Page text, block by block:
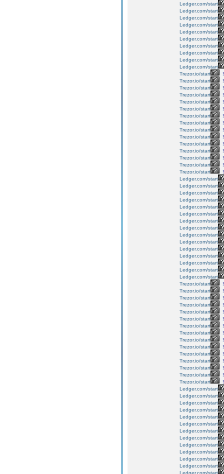
Ledger.com/start
Ledger.com/start
Ledger.com/start
Ledger.com/start
Ledger.com/start
Ledger.com/start
Ledger.com/start
Ledger.com/start
Ledger.com/start
Ledger.com/start
Trezor.io/start
Trezor.io/start
Trezor.io/start
Trezor.io/start
Trezor.io/start
Trezor.io/start
Trezor.io/start
Trezor.io/start
Trezor.io/start
Trezor.io/start
Trezor.io/start
Trezor.io/start
Trezor.io/start
Trezor.io/start
Trezor.io/start
Ledger.com/start
Ledger.com/start
Ledger.com/start
Ledger.com/start
Ledger.com/start
Ledger.com/start
Ledger.com/start
Ledger.com/start
Ledger.com/start
Ledger.com/start
Ledger.com/start
Ledger.com/start
Ledger.com/start
Ledger.com/start
Ledger.com/start
Trezor.io/start
Trezor.io/start
Trezor.io/start
Trezor.io/start
Trezor.io/start
Trezor.io/start
Trezor.io/start
Trezor.io/start
Trezor.io/start
Trezor.io/start
Trezor.io/start
Trezor.io/start
Trezor.io/start
Trezor.io/start
Trezor.io/start
Ledger.com/start
Ledger.com/start
Ledger.com/start
Ledger.com/start
Ledger.com/start
Ledger.com/start
Ledger.com/start
Ledger.com/start
Ledger.com/start
Ledger.com/start
Ledger.com/start
Ledger.com/start
Ledger.com/start